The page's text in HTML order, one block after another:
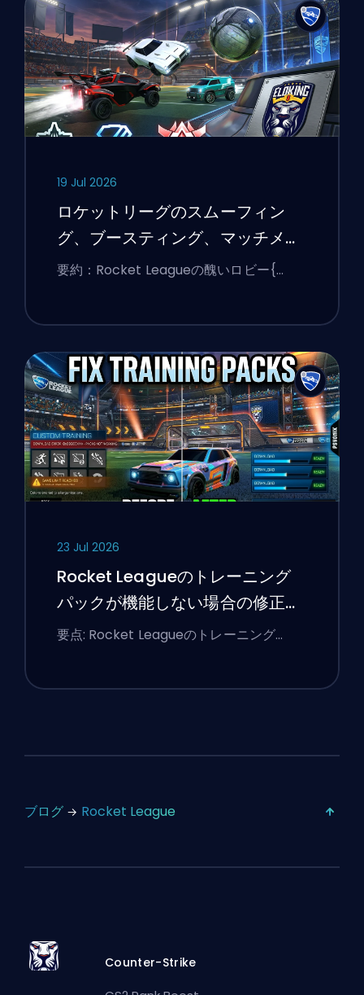
19 Jul 2026
ロケットリーグのスムーフィン
グ、ブースティング、マッチメイ
キングの説明
要約：Rocket Leagueの醜いロビー{…
23 Jul 2026
Rocket Leagueのトレーニング
パックが機能しない場合の修正方
法
要点: Rocket Leagueのトレーニング…
ブログ Rocket League
Counter-Strike